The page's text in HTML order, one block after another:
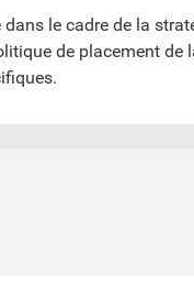
le cadre de la
de placement de